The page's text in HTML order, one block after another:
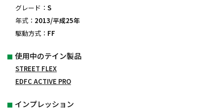
グレード： S
年式： 2013/平成25年
駆動方式： FF
使用中のテイン製品
STREET FLEX
EDFC ACTIVE PRO
インプレッション